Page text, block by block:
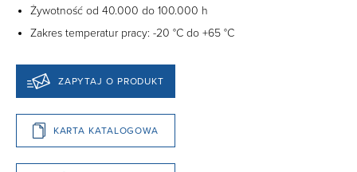
Żywotność od 40.000 do 100.000 h
Zakres temperatur pracy: -20 °C do +65 °C
ZAPYTAJ O PRODUKT
KARTA KATALOGOWA